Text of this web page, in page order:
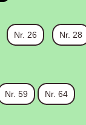
Nr. 26 Nr. 28
Nr. 59 Nr. 64